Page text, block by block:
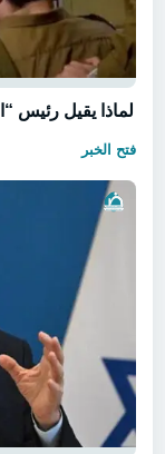
لماذا يقيل رئيس
فتح الخبر